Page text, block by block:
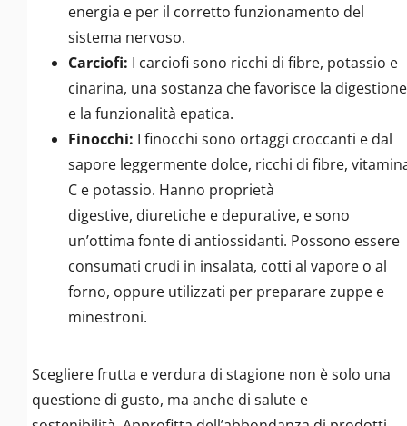
energia e per il corretto funzionamento del
sistema nervoso.
Carciofi: I carciofi sono ricchi di fibre, potassio e
cinarina, una sostanza che favorisce la digestione
e la funzionalità epatica.
Finocchi: I finocchi sono ortaggi croccanti e dal
sapore leggermente dolce, ricchi di fibre,
C e potassio. Hanno proprietà
digestive, diuretiche e depurative, e sono
un’ottima fonte di antiossidanti. Possono essere
consumati crudi in insalata, cotti al vapore o al
forno, oppure utilizzati per preparare zuppe e
minestroni.
Scegliere frutta e verdura di stagione non è solo una
questione di gusto, ma anche di salute e